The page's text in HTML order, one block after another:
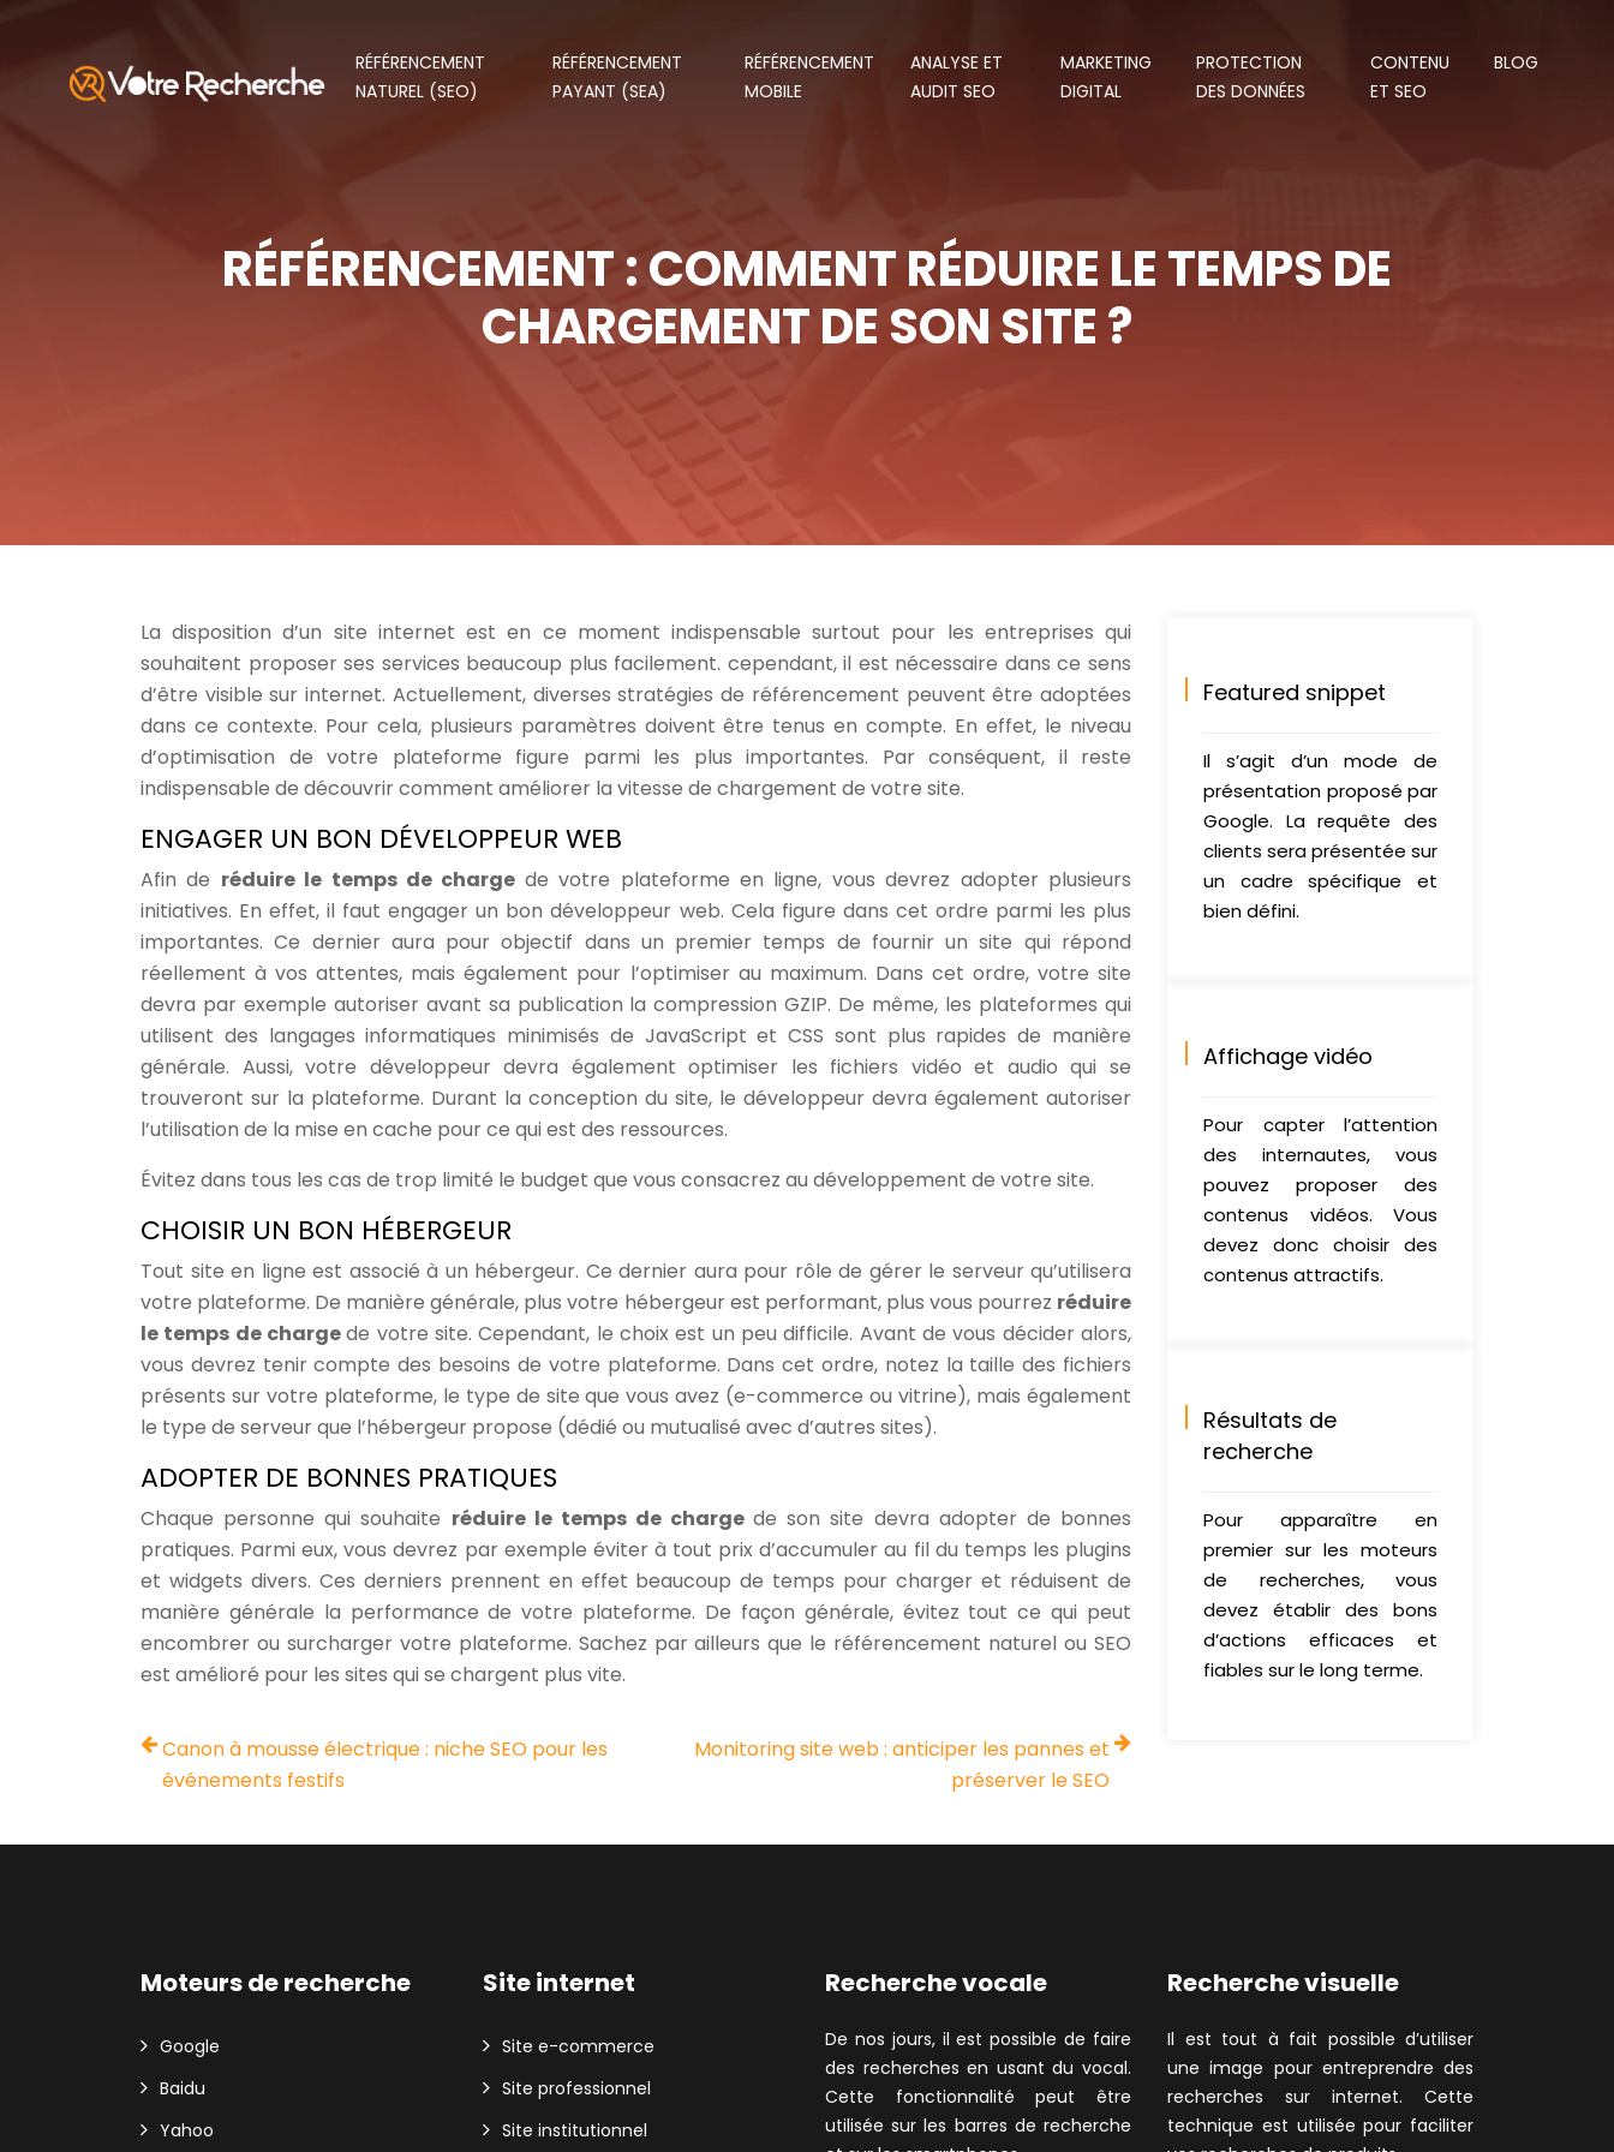
RÉFÉRENCEMENT
NATUREL (SEO)
RÉFÉRENCEMENT
PAYANT (SEA)
RÉFÉRENCEMENT
MOBILE
ANALYSE ET
AUDIT SEO
MARKETING
DIGITAL
PROTECTION
DES DONNÉES
CONTENU
ET SEO
BLOG
RÉFÉRENCEMENT : COMMENT RÉDUIRE LE TEMPS DE
CHARGEMENT DE SON SITE ?
La disposition d’un site internet est en ce moment indispensable surtout pour les entreprises qui
souhaitent proposer ses services beaucoup plus facilement. cependant, il est nécessaire dans ce sens
d’être visible sur internet. Actuellement, diverses stratégies de référencement peuvent être adoptées
dans ce contexte. Pour cela, plusieurs paramètres doivent être tenus en compte. En effet, le niveau
d’optimisation de votre plateforme figure parmi les plus importantes. Par conséquent, il reste
indispensable de découvrir comment améliorer la vitesse de chargement de votre site.
ENGAGER UN BON DÉVELOPPEUR WEB
Afin de réduire le temps de charge de votre plateforme en ligne, vous devrez adopter plusieurs
initiatives. En effet, il faut engager un bon développeur web. Cela figure dans cet ordre parmi les plus
importantes. Ce dernier aura pour objectif dans un premier temps de fournir un site qui répond
réellement à vos attentes, mais également pour l’optimiser au maximum. Dans cet ordre, votre site
devra par exemple autoriser avant sa publication la compression GZIP. De même, les plateformes qui
utilisent des langages informatiques minimisés de JavaScript et CSS sont plus rapides de manière
générale. Aussi, votre développeur devra également optimiser les fichiers vidéo et audio qui se
trouveront sur la plateforme. Durant la conception du site, le développeur devra également autoriser
l’utilisation de la mise en cache pour ce qui est des ressources.
Évitez dans tous les cas de trop limité le budget que vous consacrez au développement de votre site.
CHOISIR UN BON HÉBERGEUR
Tout site en ligne est associé à un hébergeur. Ce dernier aura pour rôle de gérer le serveur qu’utilisera
votre plateforme. De manière générale, plus votre hébergeur est performant, plus vous pourrez réduire
le temps de chargede votre site. Cependant, le choix est un peu difficile. Avant de vous décider alors,
vous devrez tenir compte des besoins de votre plateforme. Dans cet ordre, notez la taille des fichiers
présents sur votre plateforme, le type de site que vous avez (e-commerce ou vitrine), mais également
le type de serveur que l’hébergeur propose (dédié ou mutualisé avec d’autres sites).
ADOPTER DE BONNES PRATIQUES
Chaque personne qui souhaite réduire le temps de chargede son site devra adopter de bonnes
pratiques. Parmi eux, vous devrez par exemple éviter à tout prix d’accumuler au fil du temps les plugins
et widgets divers. Ces derniers prennent en effet beaucoup de temps pour charger et réduisent de
manière générale la performance de votre plateforme. De façon générale, évitez tout ce qui peut
encombrer ou surcharger votre plateforme. Sachez par ailleurs que le référencement naturel ou SEO
est amélioré pour les sites qui se chargent plus vite.
Canon à mousse électrique : niche SEO pour les
événements festifs
Monitoring site web : anticiper les pannes et
préserver le SEO
Featured snippet
Il s’agit d’un mode de
présentation proposé par
Google. La requête des
clients sera présentée sur
un cadre spécifique et
bien défini.
Affichage vidéo
Pour capter l’attention
des internautes, vous
pouvez proposer des
contenus vidéos. Vous
devez donc choisir des
contenus attractifs.
Résultats de
recherche
Pour apparaître en
premier sur les moteurs
de recherches, vous
devez établir des bons
d’actions efficaces et
fiables sur le long terme.
Moteurs de recherche
Google
Baidu
Yahoo
Site internet
Site e-commerce
Site professionnel
Site institutionnel
Recherche vocale
De nos jours, il est possible de faire
des recherches en usant du vocal.
Cette fonctionnalité peut être
utilisée sur les barres de recherche
Recherche visuelle
Il est tout à fait possible d’utiliser
une image pour entreprendre des
recherches sur internet. Cette
technique est utilisée pour faciliter